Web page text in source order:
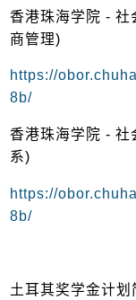
香港珠海学院 - 社
商管理)
https://
8b/
香港珠海学院 - 社
系)
https://
8b/
土耳其奖学金计划